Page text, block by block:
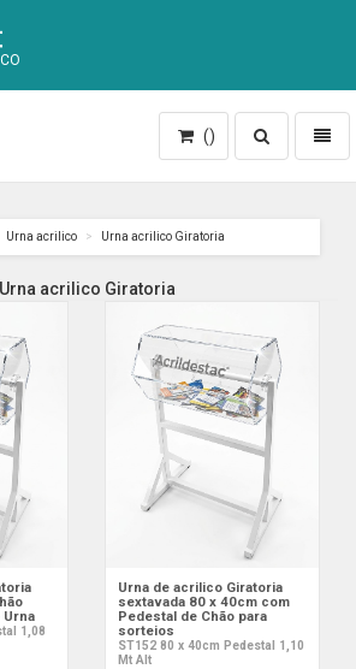
Toggle
search
()
Urna acrilico Urna acrilico Giratoria
Urna acrilico Giratoria
Urna
1,08
Urna de acrilico Giratoria
sextavada 80 x 40cm com
Pedestal de Chão para
sorteios
ST152 80 x 40cm Pedestal 1,10
Mt Alt